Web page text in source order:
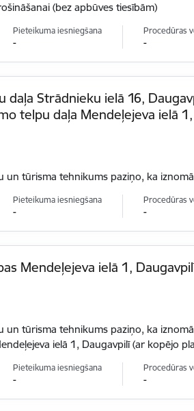
(bez apbūves tiesībām)
Pieteikuma iesniegšana
-
Procedūras
-
daļa Strādnieku ielā 16,
telpu daļa Mendeļejeva ielā
un tūrisma tehnikums paziņo, ka
Pieteikuma iesniegšana
-
Procedūras
-
Mendeļejeva ielā 1,
un tūrisma tehnikums paziņo, ka
ielā 1, Daugavpilī (ar kopējo
Pieteikuma iesniegšana
-
Procedūras
-